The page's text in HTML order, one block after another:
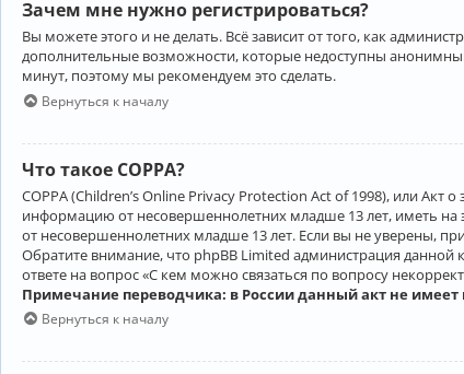
Зачем мне нужно регистрироваться?
Вы можете этого и не делать. Всё зависит от того, как
дополнительные возможности, которые недоступны
минут, поэтому мы рекомендуем это сделать.
Вернуться к началу
Что такое COPPA?
COPPA (Children’s Online Privacy Protection Act of 1998), или
информацию от несовершеннолетних младше 13 лет, иметь
от несовершеннолетних младше 13 лет. Если вы не уверены,
Обратите внимание, что phpBB Limited администрация
ответе на вопрос «С кем можно связаться по вопросу
Примечание переводчика: в России данный акт не
Вернуться к началу